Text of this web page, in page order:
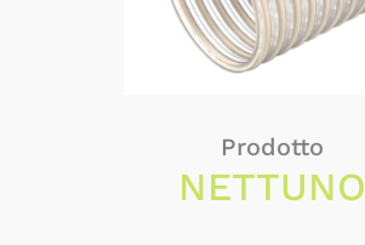
Prodotto
NETTUNO